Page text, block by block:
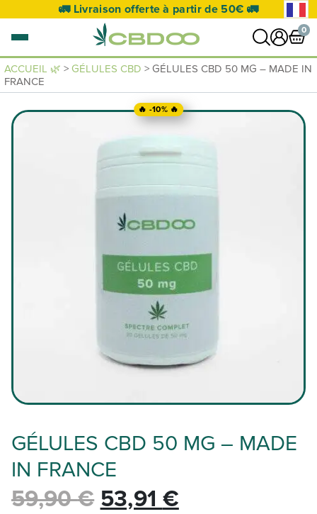
🚛 Livraison offerte à partir de 50€ 🚛
0
Votre panier est vide.
ACCUEIL 🌿 > GÉLULES CBD > GÉLULES CBD 50 MG – MADE IN
FRANCE
🔥 -10% 🔥
GÉLULES CBD 50 MG – MADE
IN FRANCE
59,90€ Le
53,91 €Le